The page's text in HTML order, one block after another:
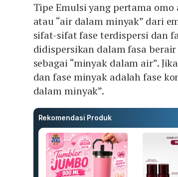
Tipe Emulsi yang pertama
atau “air dalam minyak” dari
sifat-sifat fase terdispersi dan
didispersikan dalam fasa
sebagai “minyak dalam air”.
dan fase minyak adalah fase
dalam minyak”.
Rekomendasi Produk